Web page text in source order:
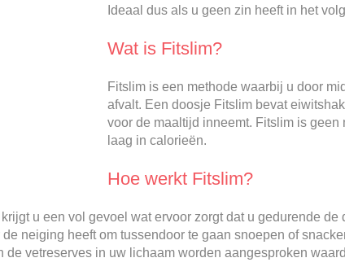
Ideaal dus als u geen zin heeft in het
Wat is Fitslim?
Fitslim is een methode waarbij u door
afvalt. Een doosje Fitslim bevat
voor de maaltijd inneemt. Fitslim is
laag in calorieën.
Hoe werkt Fitslim?
u een vol gevoel wat ervoor zorgt dat u gedurende
neiging heeft om tussendoor te gaan snoepen of
de vetreserves in uw lichaam worden aangesproken